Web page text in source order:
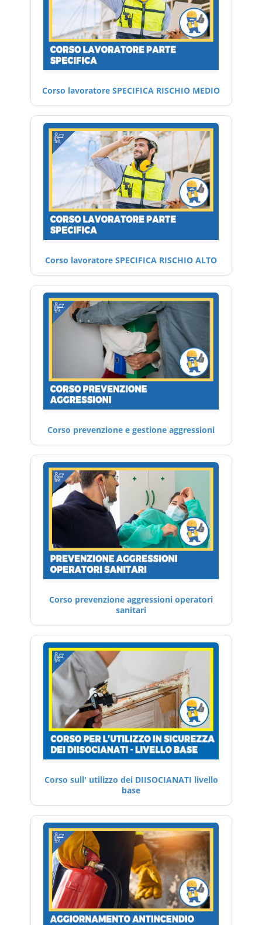
Corso lavoratore SPECIFICA RISCHIO MEDIO
Corso lavoratore SPECIFICA RISCHIO ALTO
Corso prevenzione e gestione aggressioni
Corso prevenzione aggressioni operatori
sanitari
Corso sull' utilizzo dei DIISOCIANATI livello
base